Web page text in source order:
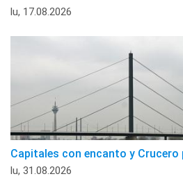
lu, 17.08.2026
Capitales con encanto y Crucero
lu, 31.08.2026